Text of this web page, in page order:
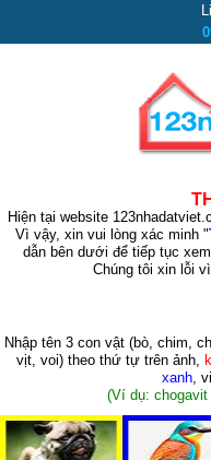
Hiện tại website
Vì vậy, xin vui lòng xác minh "
dẫn bên dưới để tiếp tục
Chúng tôi xin lỗi
Nhập tên 3 con vật (bò, chim,
vịt, voi)theo thứ tự trên ảnh,
xanh,
(Ví dụ: